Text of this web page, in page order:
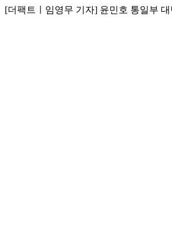
[더팩트ㅣ임영무 기자] 윤민호 통일부